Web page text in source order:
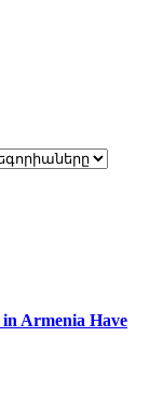
Armenia Have